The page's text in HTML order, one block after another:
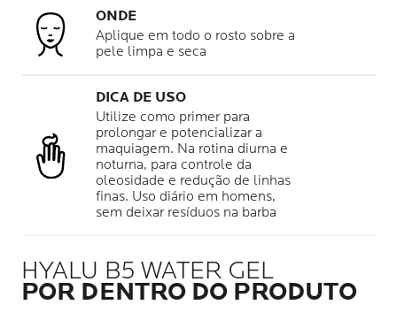
ONDE
Aplique em todo o rosto sobre a
pele limpa e seca
DICA DE USO
Utilize como primer para
prolongar e potencializar a
maquiagem. Na rotina diurna e
noturna, para controle da
oleosidade e redução de linhas
finas. Uso diário em homens,
sem deixar resíduos na barba
HYALU B5 WATER GEL
POR DENTRO DO PRODUTO